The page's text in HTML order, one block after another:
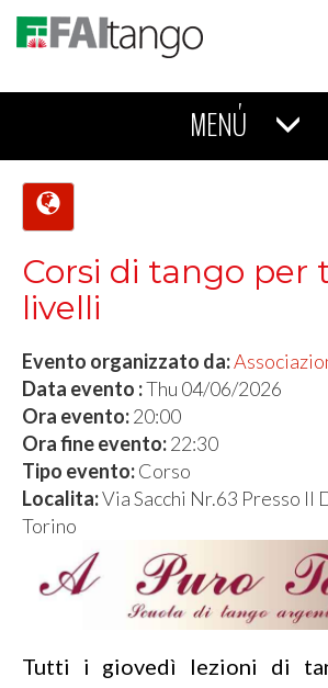
MENÚ
Corsi di tango per
livelli
Evento organizzato da:
Data evento :Thu 04/06/2026
Ora evento:20:00
Ora fine evento:22:30
Tipo evento:Corso
Localita:Via Sacchi Nr.63 Presso Il
Torino
Tutti i giovedì lezioni di